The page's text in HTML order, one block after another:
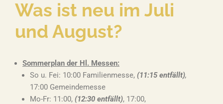
Was ist neu im Juli
und August?
Sommerplan der Hl. Messen:
So u. Fei: 10:00 Familienmesse, (11:15 entfällt),
17:00 Gemeindemesse
Mo-Fr: 11:00, (12:30 entfällt), 17:00,